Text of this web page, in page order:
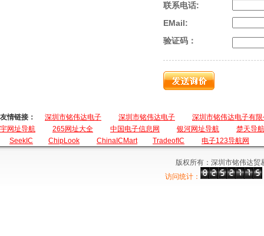
联系电话:
EMail:
验证码：
友情链接： 深圳市铭伟达电子 深圳市铭伟达电子
深圳市铭伟达电子有
宇网址导航
265网址大全 中国电子信息网 银河网址导航
楚天导航
SeekIC
ChipLook ChinaICMart TradeofIC 电子123导航网
版权所有：深圳市铭伟达
访问统计：